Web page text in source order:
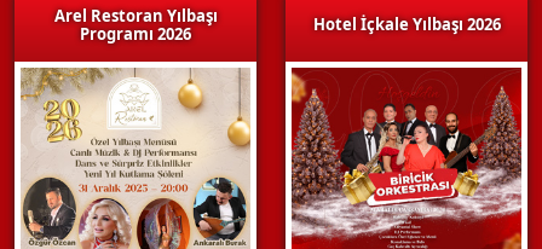
Arel Restoran Yılbaşı
Programı 2026
Hotel İçkale Yılbaşı 2026